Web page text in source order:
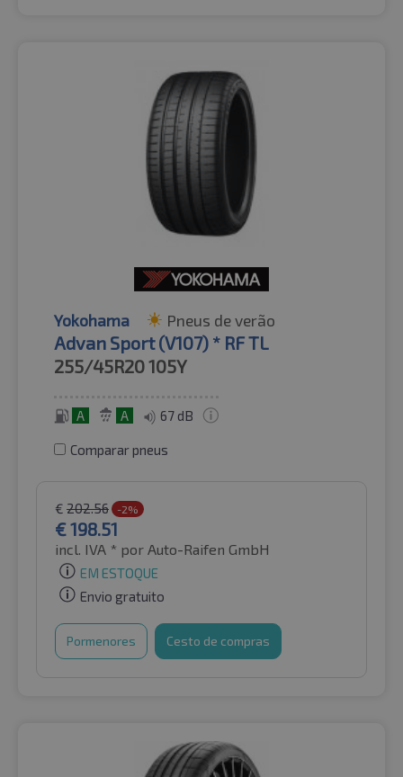
Yokohama Pneus de verão
Advan Sport (V107) * RF TL
255/45R20105Y
A A 67 dB
Comparar pneus
€ 202.56 -2%
€198.51
incl. IVA * por Auto-Raifen GmbH
EM ESTOQUE
Envio gratuito
Pormenores Cesto de compras